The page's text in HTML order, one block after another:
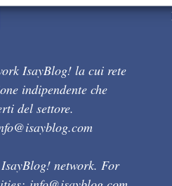
IsayBlog! la cui rete
indipendente che
del settore.
network. For